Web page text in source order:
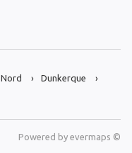
Nord
Dunkerque
Powered by evermaps ©